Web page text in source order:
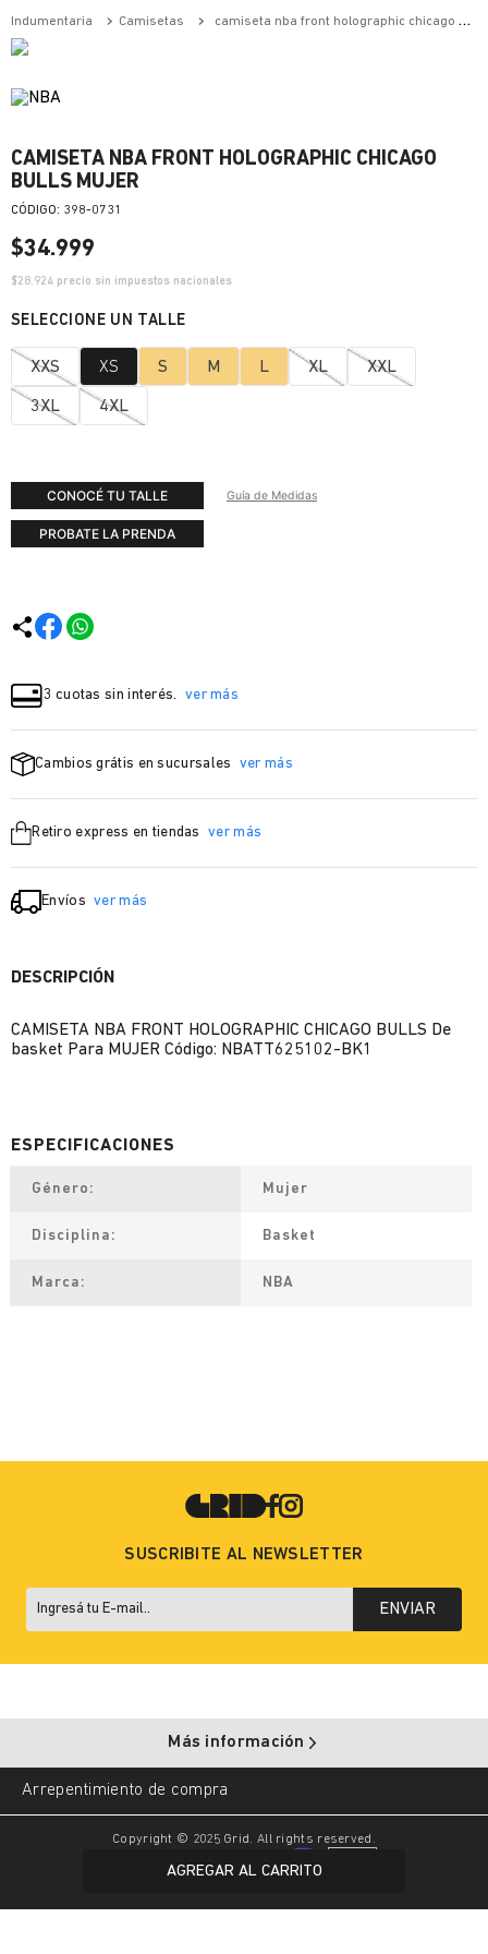
indumentaria camisetas camiseta nba front holographic chicago bulls mujer
CAMISETA NBA FRONT HOLOGRAPHIC CHICAGO
BULLS MUJER
: 398-0731
$34.999
$28.924 precio sin impuestos nacionales
XXS XS S M L XL XXL
3XL 4XL
CONOCÉ TU TALLE Guía de Medidas
PROBATE LA PRENDA
AGREGAR AL CARRITO
3 cuotas sin interés. ver más
Cambios grátis en sucursales ver más
Retiro express en tiendas ver más
Envíos ver más
DESCRIPCIÓN
CAMISETA NBA FRONT HOLOGRAPHIC CHICAGO BULLS De
basket Para MUJER Código: NBATT625102-BK1
Género Mujer
Disciplina Basket
Marca NBA
SUSCRIBITE AL NEWSLETTER
ENVIAR
Más información
Arrepentimiento de compra
Copyright © 2025 Grid. All rights reserved.